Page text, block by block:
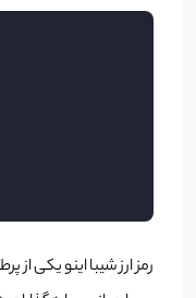
رمز ارز شیبا اینو یکی از